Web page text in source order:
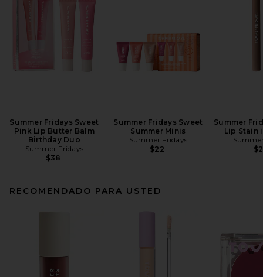
Summer Fridays Sweet
Pink Lip Butter Balm
Birthday Duo
Summer Fridays
$38
Summer Fridays Sweet
Summer Minis
Summer Fridays
$22
Summer
Lip Stain
RECOMENDADO PARA USTED